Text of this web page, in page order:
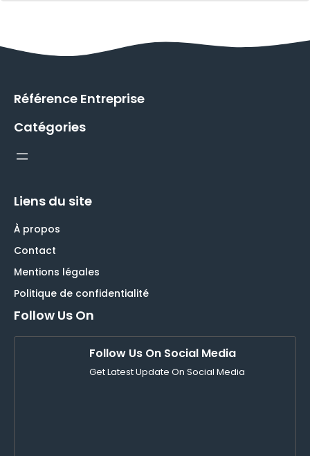
Référence Entreprise
Catégories
Liens du site
À propos
Contact
Mentions légales
Politique de confidentialité
Follow Us On
Follow Us On Social Media
Get Latest Update On Social Media